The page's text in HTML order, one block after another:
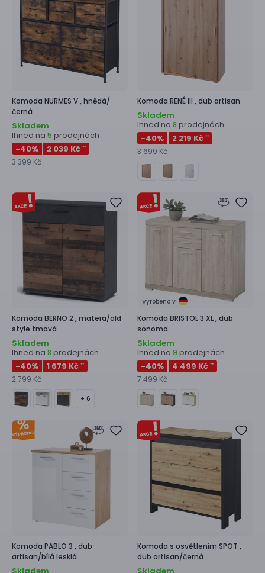
Komoda NURMES V , hnědá/
černá
Skladem
Ihned na 5 prodejnách
-40% 2 039 Kč **
3 399 Kč
Komoda RENÉ III , dub artisan
Skladem
Ihned na 8 prodejnách
-40% 2 219 Kč **
3 699 Kč
Komoda BERNO 2 , matera/old
style tmavá
Skladem
Ihned na 8 prodejnách
-40% 1 679 Kč **
2 799 Kč
+ 6
Vyrobeno v
Komoda BRISTOL 3 XL , dub
sonoma
Skladem
Ihned na 9 prodejnách
-40% 4 499 Kč **
7 499 Kč
Komoda PABLO 3 , dub
artisan/bílá lesklá
Komoda s osvětlením SPOT ,
dub artisan/černá